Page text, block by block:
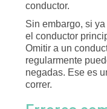
conductor.
Sin embargo, si
el conductor
Omitir a un
regularmente
negadas. Ese es
correr.